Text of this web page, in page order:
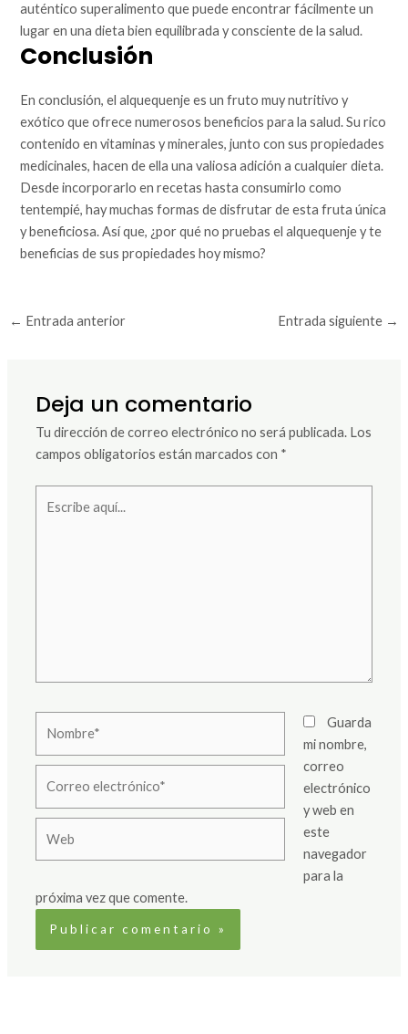
auténtico superalimento que puede encontrar fácilmente un
lugar en una dieta bien equilibrada y consciente de la salud.
Conclusión
En conclusión, el alquequenje es un fruto muy nutritivo y
exótico que ofrece numerosos beneficios para la salud. Su rico
contenido en vitaminas y minerales, junto con sus propiedades
medicinales, hacen de ella una valiosa adición a cualquier dieta.
Desde incorporarlo en recetas hasta consumirlo como
tentempié, hay muchas formas de disfrutar de esta fruta única
y beneficiosa. Así que, ¿por qué no pruebas el alquequenje y te
beneficias de sus propiedades hoy mismo?
← Entrada anterior Entrada siguiente →
Deja un comentario
Tu dirección de correo electrónico no será publicada. Los
campos obligatorios están marcados con *
aquí...
electrónico*
Guarda
mi nombre,
correo
electrónico
y web en
este
navegador
para la
próxima vez que comente.